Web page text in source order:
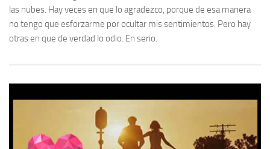
las nubes. Hay veces en que lo agradezco, porque de esa manera
no tengo que esforzarme por ocultar mis sentimientos. Pero hay
otras en que de verdad lo odio. En serio.